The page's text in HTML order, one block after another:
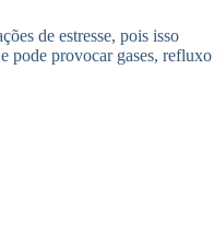
de estresse, pois isso
pode provocar gases, refluxo